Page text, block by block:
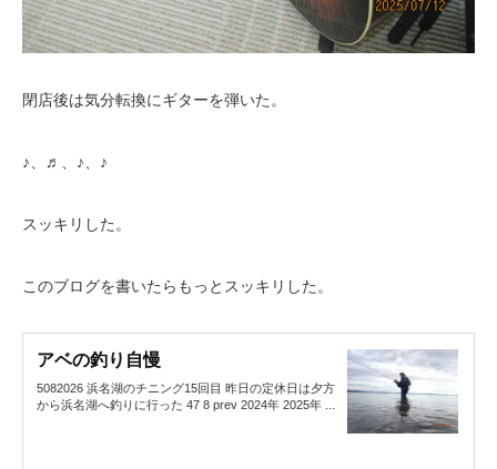
閉店後は気分転換にギターを弾いた。
♪、♬、♪、♪
スッキリした。
このブログを書いたらもっとスッキリした。
アベの釣り自慢
5082026 浜名湖のチニング15回目 昨日の定休日は夕方
から浜名湖へ釣りに行った 47 8 prev 2024年 2025年 ...